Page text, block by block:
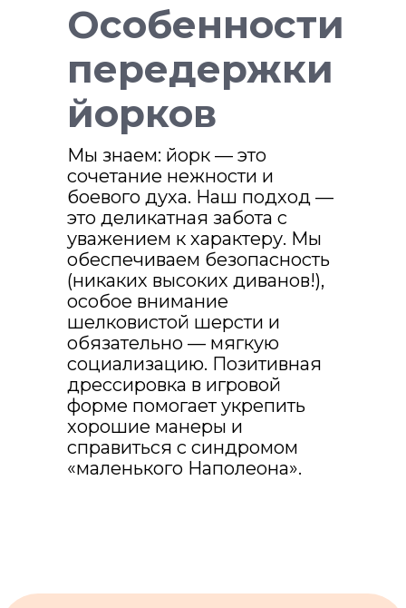
Особенности
передержки
йорков
Мы знаем: йорк — это
сочетание нежности и
боевого духа. Наш подход —
это деликатная забота с
уважением к характеру. Мы
обеспечиваем безопасность
(никаких высоких диванов!),
особое внимание
шелковистой шерсти и
обязательно — мягкую
социализацию. Позитивная
дрессировка в игровой
форме помогает укрепить
хорошие манеры и
справиться с синдромом
«маленького Наполеона».
ПОДОБРАТЬ ИДЕАЛЬНУЮ НЯНЮ
Какие
гарантии?